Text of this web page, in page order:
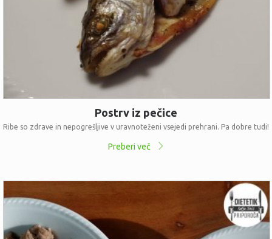
Postrv iz pečice
Ribe so zdrave in nepogrešljive v uravnoteženi vsejedi prehrani. Pa dobre tudi!
Preberi več